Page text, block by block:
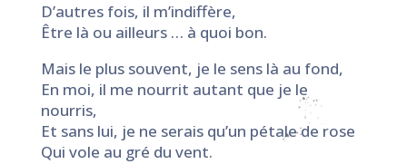
D’autres fois, il m’indiffère,
Être là ou ailleurs … à quoi bon.
Mais le plus souvent, je le sens là au fond,
En moi, il me nourrit autant que je le
nourris,
Et sans lui, je ne serais qu’un pétale de rose
Qui vole au gré du vent.